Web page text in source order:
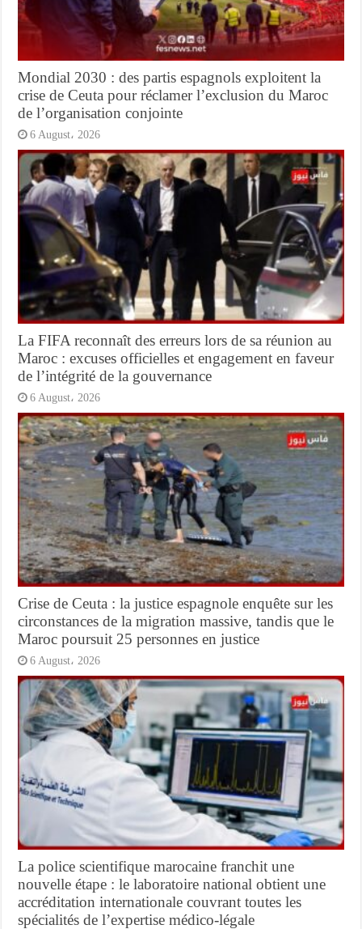
Mondial 2030 : des partis espagnols exploitent la
crise de Ceuta pour réclamer l’exclusion du Maroc
de l’organisation conjointe
6 August، 2026
La FIFA reconnaît des erreurs lors de sa réunion au
Maroc : excuses officielles et engagement en faveur
de l’intégrité de la gouvernance
6 August، 2026
Crise de Ceuta : la justice espagnole enquête sur les
circonstances de la migration massive, tandis que le
Maroc poursuit 25 personnes en justice
6 August، 2026
La police scientifique marocaine franchit une
nouvelle étape : le laboratoire national obtient une
accréditation internationale couvrant toutes les
spécialités de l’expertise médico-légale